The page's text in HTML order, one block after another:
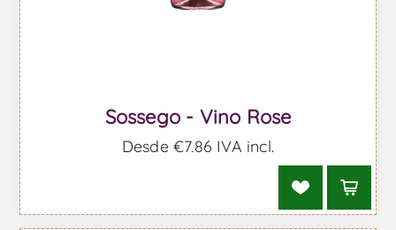
Sossego - Vino Rose
Desde €7,86 IVA incl.